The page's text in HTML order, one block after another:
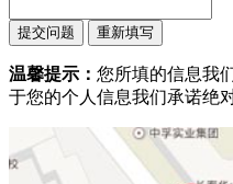
温馨提示： 您所填的信息我
于您的个人信息我们承诺绝